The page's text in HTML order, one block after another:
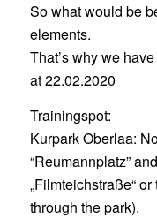
So what would be
elements.
That’s why we
at 22.02.2020
Trainingspot:
Kurpark Oberlaa:
“Reumannplatz”
„Filmteichstraße“
through the park).